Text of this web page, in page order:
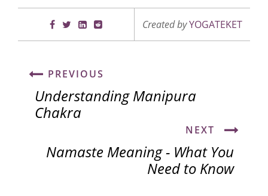
Created byYOGATEKET
PREVIOUS
Understanding Manipura
Chakra
NEXT
Namaste Meaning - What You
Need to Know